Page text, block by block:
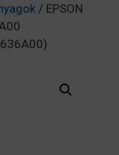
/ EPSON